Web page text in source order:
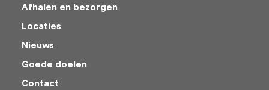
Afhalen en bezorgen
Locaties
Nieuws
Goede doelen
Contact